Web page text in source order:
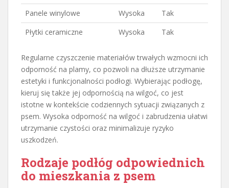
Panele winylowe
Wysoka
Tak
Płytki ceramiczne
Wysoka Tak
Regularne czyszczenie materiałów trwałych wzmocni ich
odporność na plamy, co pozwoli na dłuższe utrzymanie
estetyki i funkcjonalności podłogi. Wybierając podłogę,
kieruj się także jej odpornością na wilgoć, co jest
istotne w kontekście codziennych sytuacji związanych z
psem. Wysoka odporność na wilgoć i zabrudzenia ułatwi
utrzymanie czystości oraz minimalizuje ryzyko
uszkodzeń.
Rodzaje podłóg odpowiednich
do mieszkania z psem